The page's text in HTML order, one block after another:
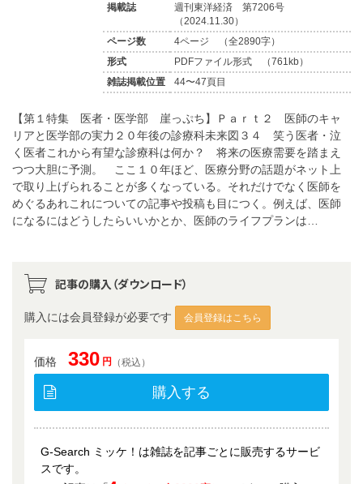
掲載誌
週刊東洋経済 第7206号
（2024.11.30）
ページ数
4ページ （全2890字）
形式
PDFファイル形式 （761kb）
雑誌掲載位置
44〜47頁目
【第１特集 医者・医学部 崖っぷち】Ｐａｒｔ２ 医師のキャ
リアと医学部の実力２０年後の診療科未来図３４ 笑う医者・泣
く医者これから有望な診療科は何か？ 将来の医療需要を踏まえ
つつ大胆に予測。 ここ１０年ほど、医療分野の話題がネット上
で取り上げられることが多くなっている。それだけでなく医師を
めぐるあれこれについての記事や投稿も目につく。例えば、医師
になるにはどうしたらいいかとか、医師のライフプランは…
記事の購入（ダウンロード）
購入には会員登録が必要です 会員登録はこちら
価格 330 円 （税込）
購入する
G-Search ミッケ！は雑誌を記事ごとに販売するサービ
スです。